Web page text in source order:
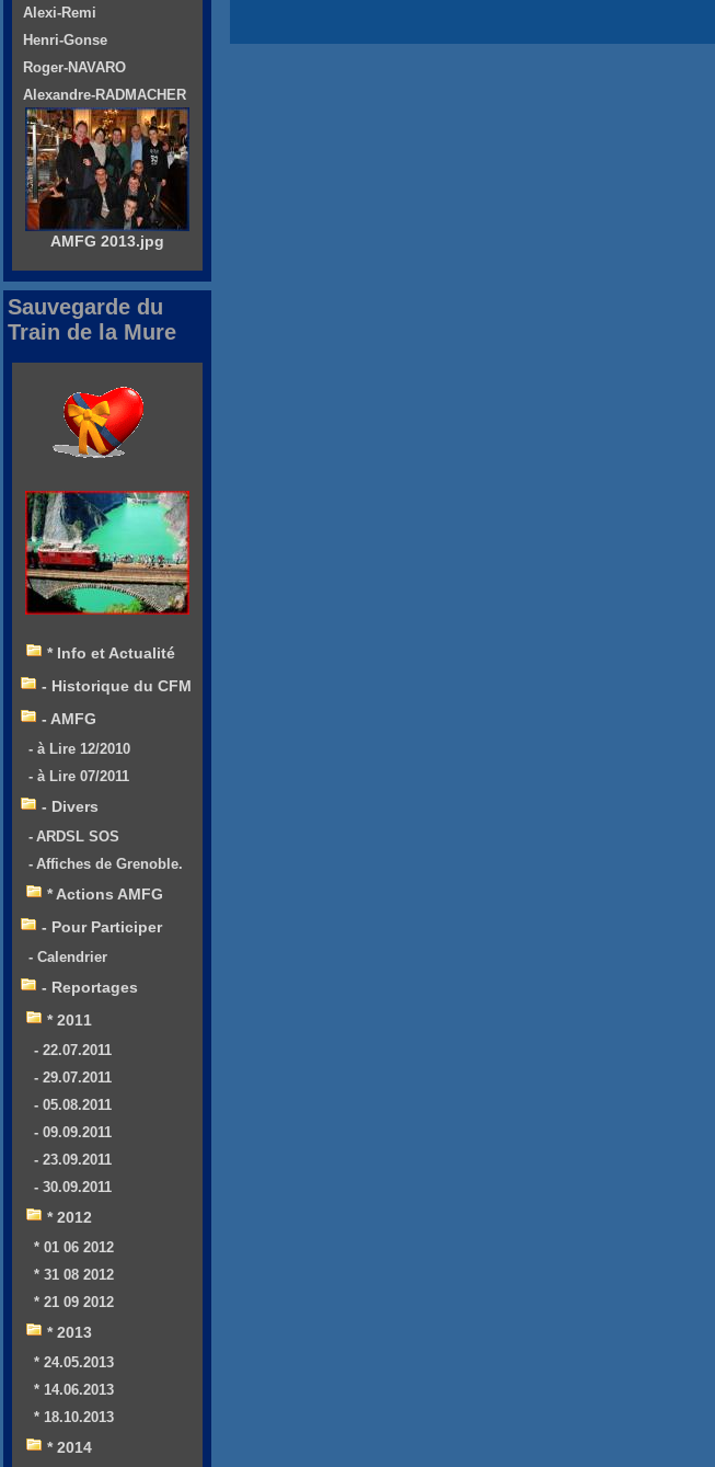
Alexi-Remi
Henri-Gonse
Roger-NAVARO
Alexandre-RADMACHER
AMFG 2013.jpg
Sauvegarde du
Train de la Mure
* Info et Actualité
- Historique du CFM
- AMFG
- à Lire 12/2010
- à Lire 07/2011
- Divers
- ARDSL SOS
- Affiches de Grenoble.
* Actions AMFG
- Pour Participer
- Calendrier
- Reportages
* 2011
- 22.07.2011
- 29.07.2011
- 05.08.2011
- 09.09.2011
- 23.09.2011
- 30.09.2011
* 2012
* 01 06 2012
* 31 08 2012
* 21 09 2012
* 2013
* 24.05.2013
* 14.06.2013
* 18.10.2013
* 2014